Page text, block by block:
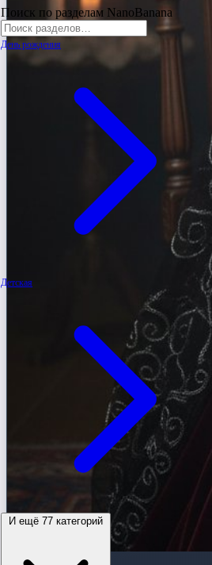
Поиск по разделам NanoBanana
День рождения
Детская
И ещё 77 категорий